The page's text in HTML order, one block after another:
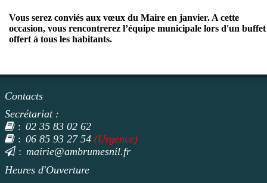
Vous serez conviés aux vœux du Maire en janvier. A cette
occasion, vous rencontrerez l’équipe municipale lors d'un buffet
offert à tous les habitants.
Contacts
Secrétariat :
: 02 35 83 02 62
: 06 85 93 27 54 (Urgence)
: mairie@ambrumesnil.fr
Heures d'Ouverture